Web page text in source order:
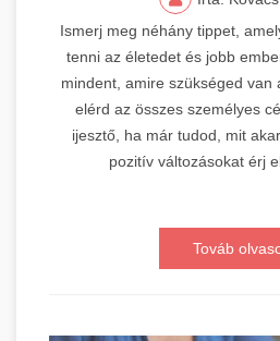
Ismerj meg néhány tippet,
tenni az életedet és jobb
mindent, amire szükséged van
elérd az összes személyes
ijesztő, ha már tudod, mit
pozitív változásokat érj
Továb